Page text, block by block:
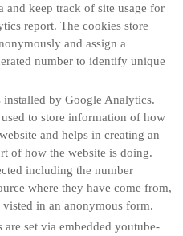
and keep track of site usage for
report. The cookies store
and assign a
number to identify unique
installed by Google Analytics.
to store information of how
and helps in creating an
of how the website is doing.
including the number
where they have come from,
visted in an anonymous form.
are set via embedded youtube-